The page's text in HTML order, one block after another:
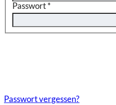
Passwort*
Passwort vergessen?